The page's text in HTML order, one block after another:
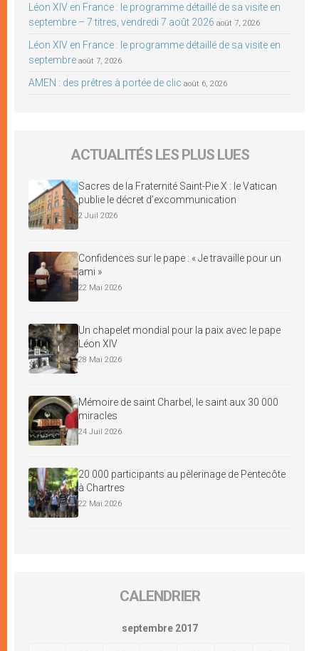
Léon XIV en France : le programme détaillé de sa visite en
septembre – 7 titres, vendredi 7 août 2026 août 7, 2026
Léon XIV en France : le programme détaillé de sa visite en
septembre août 7, 2026
AMEN : des prêtres à portée de clic août 6, 2026
ACTUALITÉS LES PLUS LUES
Sacres de la Fraternité Saint-Pie X : le Vatican
publie le décret d’excommunication
2 Juil 2026
Confidences sur le pape : « Je travaille pour un
ami »
22 Mai 2026
Un chapelet mondial pour la paix avec le pape
Léon XIV
28 Mai 2026
Mémoire de saint Charbel, le saint aux 30 000
miracles
24 Juil 2026
20 000 participants au pèlerinage de Pentecôte
à Chartres
22 Mai 2026
CALENDRIER
septembre 2017